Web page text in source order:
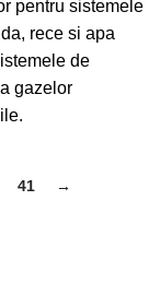
pentru sistemele
rece si apa
de
gazelor
41 →